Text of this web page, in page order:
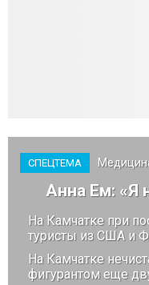
СПЕЦТЕМА
Анна Ем: «Я
На Камчатке при
туристы из США и
На Камчатке
фигурантом еще